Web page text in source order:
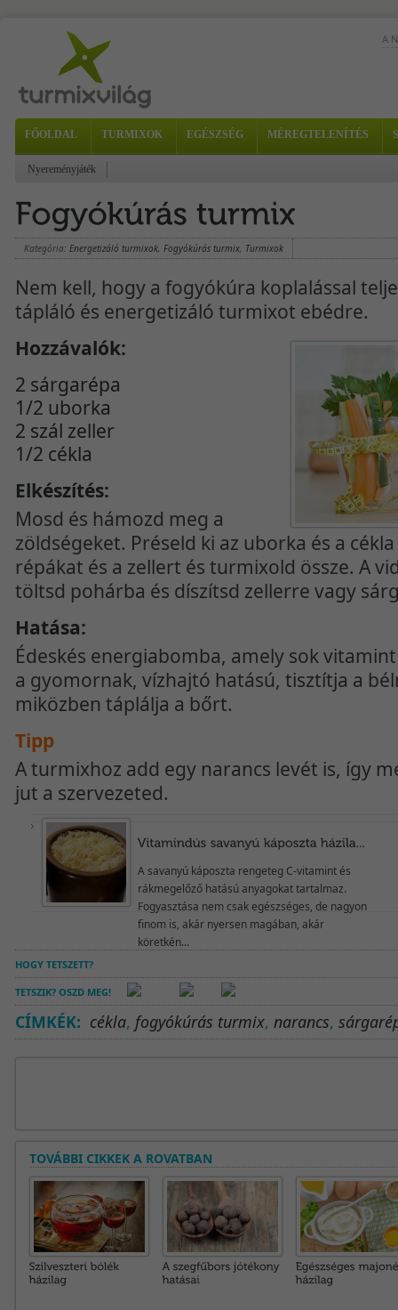
A
FŐOLDAL TURMIXOK EGÉSZSÉG MÉREGTELENÍTÉS
Nyereményjáték
Kategória: Energetizáló turmixok, Fogyókúrás turmix, Turmixok
Nem kell, hogy a fogyókúra koplalással
tápláló és energetizáló turmixot ebédre.
Hozzávalók:
2 sárgarépa
1/2 uborka
2 szál zeller
1/2 cékla
Elkészítés:
Mosd és hámozd meg a
zöldségeket. Préseld ki az uborka és a
répákat és a zellert és turmixold össze. A
töltsd pohárba és díszítsd zellerre vagy
Hatása:
Édeskés energiabomba, amely sok
a gyomornak, vízhajtó hatású, tisztítja a
miközben táplálja a bőrt.
Tipp
A turmixhoz add egy narancs levét is, így
jut a szervezeted.
A savanyú káposzta rengeteg C-vitamint és
rákmegelőző hatású anyagokat tartalmaz.
Fogyasztása nem csak egészséges, de nagyon
finom is, akár nyersen magában, akár
köretkén...
HOGY TETSZETT?
TETSZIK? OSZD MEG!
CÍMKÉK: cékla, fogyókúrás turmix, narancs,
TOVÁBBI CIKKEK A ROVATBAN